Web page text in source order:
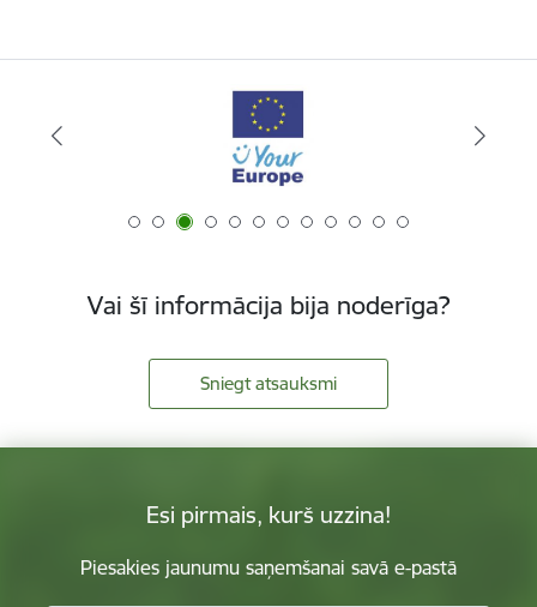
Vai šī informācija bija noderīga?
Sniegt atsauksmi
Esi pirmais, kurš uzzina!
Piesakies jaunumu saņemšanai savā e-pastā